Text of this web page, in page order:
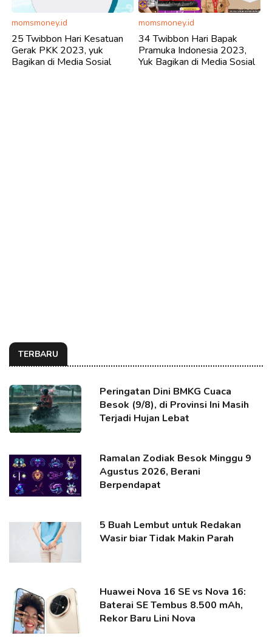
momsmoney.id
25 Twibbon Hari Kesatuan
Gerak PKK 2023, yuk
Bagikan di Media Sosial
momsmoney.id
34 Twibbon Hari Bapak
Pramuka Indonesia 2023,
Yuk Bagikan di Media Sosial
TERBARU
Peringatan Dini BMKG Cuaca
Besok (9/8), di Provinsi Ini Masih
Terjadi Hujan Lebat
Ramalan Zodiak Besok Minggu 9
Agustus 2026, Berani
Berpendapat
5 Buah Lembut untuk Redakan
Wasir biar Tidak Makin Parah
Huawei Nova 16 SE vs Nova 16:
Baterai SE Tembus 8.500 mAh,
Rekor Baru Lini Nova